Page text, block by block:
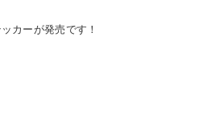
カーが発売です！